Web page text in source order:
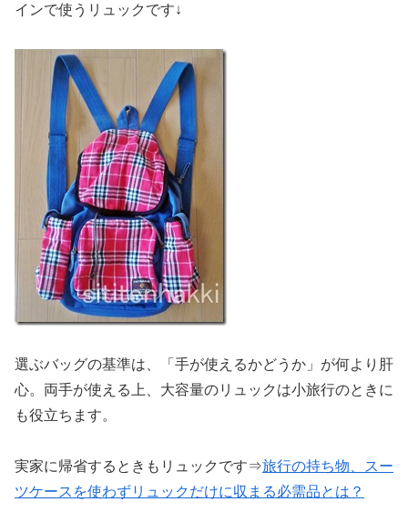
インで使うリュックです↓
選ぶバッグの基準は、「手が使えるかどうか」が何より肝
心。両手が使える上、大容量のリュックは小旅行のときに
も役立ちます。
実家に帰省するときもリュックです⇒旅行の持ち物、スー
ツケースを使わずリュックだけに収まる必需品とは？